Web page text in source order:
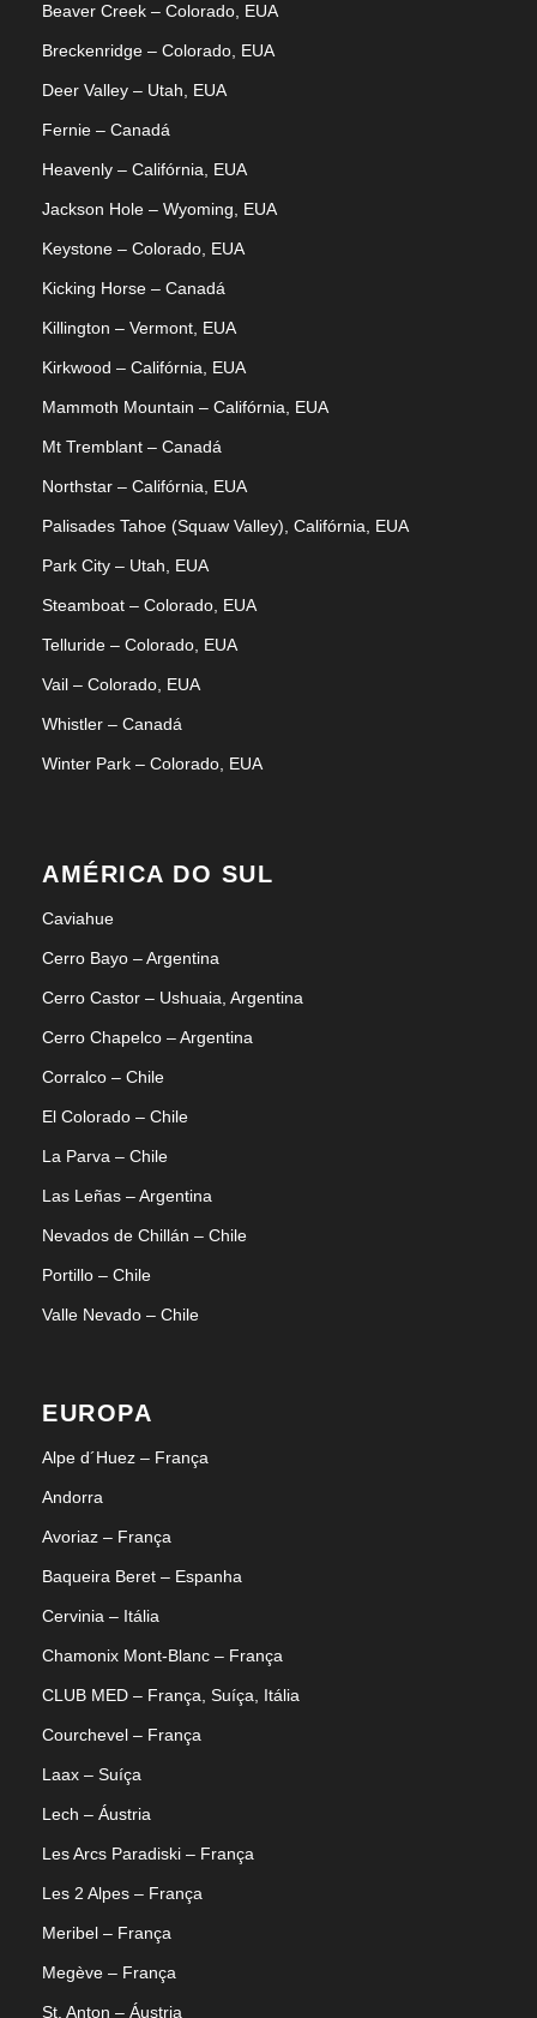
Beaver Creek – Colorado, EUA
Breckenridge – Colorado, EUA
Deer Valley – Utah, EUA
Fernie – Canadá
Heavenly – Califórnia, EUA
Jackson Hole – Wyoming, EUA
Keystone – Colorado, EUA
Kicking Horse – Canadá
Killington – Vermont, EUA
Kirkwood – Califórnia, EUA
Mammoth Mountain – Califórnia, EUA
Mt Tremblant – Canadá
Northstar – Califórnia, EUA
Palisades Tahoe (Squaw Valley), Califórnia, EUA
Park City – Utah, EUA
Steamboat – Colorado, EUA
Telluride – Colorado, EUA
Vail – Colorado, EUA
Whistler – Canadá
Winter Park – Colorado, EUA
AMÉRICA DO SUL
Caviahue
Cerro Bayo – Argentina
Cerro Castor – Ushuaia, Argentina
Cerro Chapelco – Argentina
Corralco – Chile
El Colorado – Chile
La Parva – Chile
Las Leñas – Argentina
Nevados de Chillán – Chile
Portillo – Chile
Valle Nevado – Chile
EUROPA
Alpe d´Huez – França
Andorra
Avoriaz – França
Baqueira Beret – Espanha
Cervinia – Itália
Chamonix Mont-Blanc – França
CLUB MED – França, Suíça, Itália
Courchevel – França
Laax – Suíça
Lech – Áustria
Les Arcs Paradiski – França
Les 2 Alpes – França
Meribel – França
Megève – França
St. Anton – Áustria